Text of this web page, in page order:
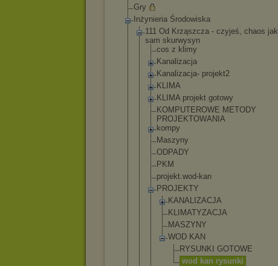
Gry
Inżynieria Środowiska
111 Od Krząszcza - czyjeś, chaos jak
sam skurwysyn
cos z klimy
Kanalizacja
Kanalizacja- projekt2
KLIMA
KLIMA projekt gotowy
KOMPUTEROWE METODY
PROJEKTOWAN IA
kompy
Maszyny
ODPADY
PKM
projekt.wod-kan
PROJEKTY
KANALIZACJA
KLIMATYZACJA
MASZYNY
WOD KAN
RYSUN KI GOTOWE
wod kan rysun ki